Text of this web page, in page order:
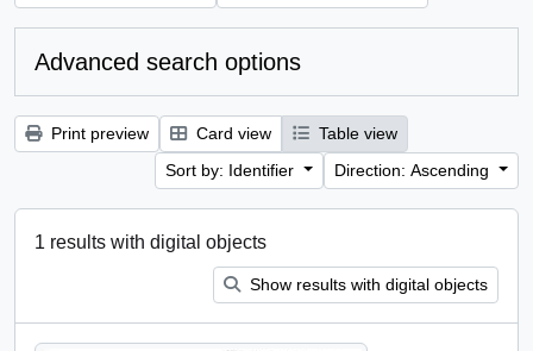
Advanced search options
Print preview Card view
Table view
Sort by: Identifier
Direction: Ascending
1 results with digital objects
Show results with digital objects